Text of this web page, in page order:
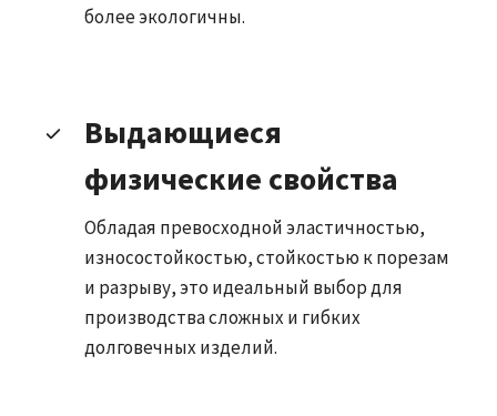
более экологичны.
Выдающиеся
физические свойства
Обладая превосходной эластичностью,
износостойкостью, стойкостью к порезам
и разрыву, это идеальный выбор для
производства сложных и гибких
долговечных изделий.